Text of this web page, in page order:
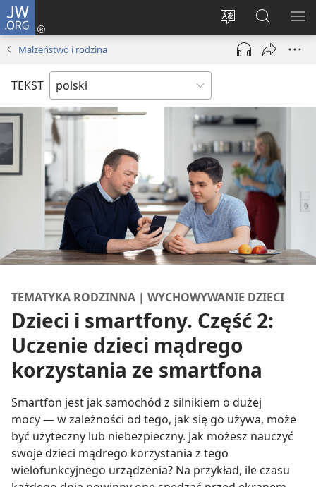
JW.ORG
Wybór
języka
Logowanie
(opens
window)
Szukaj
na
JW.ORG
Małżeństwo i rodzina
TEKST
TEMATYKA RODZINNA | WYCHOWYWANIE DZIECI
Dzieci i smartfony. Część 2:
Uczenie dzieci mądrego
korzystania ze smartfona
Smartfon jest jak samochód z silnikiem o dużej
mocy — w zależności od tego, jak się go używa, może
być użyteczny lub niebezpieczny. Jak możesz nauczyć
swoje dzieci mądrego korzystania z tego
wielofunkcyjnego urządzenia? Na przykład, ile czasu